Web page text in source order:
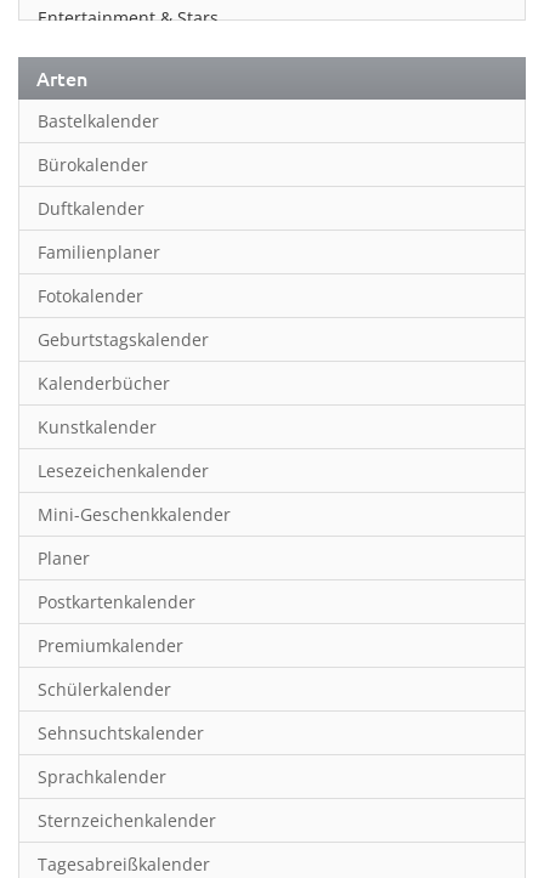
Entertainment & Stars
Erotik
Essen & Trinken
Familienplaner
Fantasy
Film
Fotokunst
Frauen
Fußball
Gaming
Geburtstagskalender
Geschichte
Hobby & Basteln
Humor & Cartoon
Inspiration & Entspannung
Inspiration & Spiritualität
Kinderkalender
Kunst
Länder & Städte
Landschaft & Natur
Arten
Bastelkalender
Bürokalender
Duftkalender
Familienplaner
Fotokalender
Geburtstagskalender
Kalenderbücher
Kunstkalender
Lesezeichenkalender
Mini-Geschenkkalender
Planer
Postkartenkalender
Premiumkalender
Schülerkalender
Sehnsuchtskalender
Sprachkalender
Sternzeichenkalender
Tagesabreißkalender